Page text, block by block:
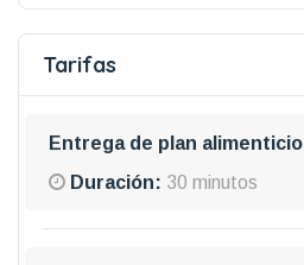
Tarifas
Entrega de plan alimenticio
Duración: 30 minutos